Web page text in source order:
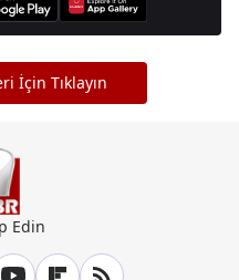
İçin Tıklayın
Edin